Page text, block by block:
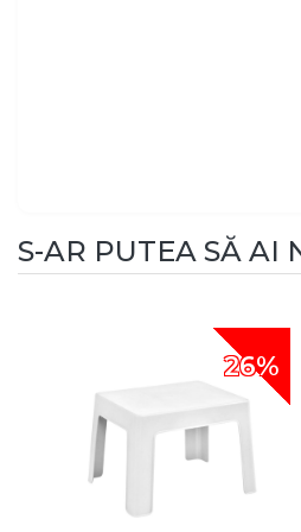
S-AR PUTEA SĂ AI
26%